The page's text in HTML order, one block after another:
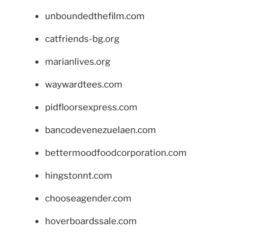
unboundedthefilm.com
catfriends-bg.org
marianlives.org
waywardtees.com
pidfloorsexpress.com
bancodevenezuelaen.com
bettermoodfoodcorporation.com
hingstonnt.com
chooseagender.com
hoverboardssale.com